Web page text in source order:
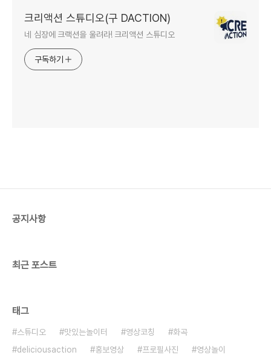
크리액션 스튜디오(구 DACTION)
네 심장에 크랙션을 울려라! 크리액션 스튜디오
구독하기
공지사항
최근 포스트
태그
스튜디오 맛있는놀이터 영상코칭
화곡
deliciousaction
홍보영상 프로필사진
영상놀이